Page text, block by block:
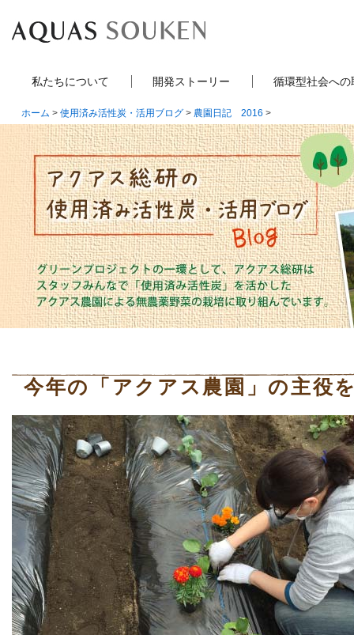
私たちについて 開発ストーリー 循環型社会への
ホーム > 使用済み活性炭・活用ブログ > 農園日記 2016 >
今年の「アクアス農園」の主役